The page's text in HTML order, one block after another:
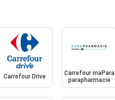
Carrefour Drive
Carrefour maPara
parapharmacie